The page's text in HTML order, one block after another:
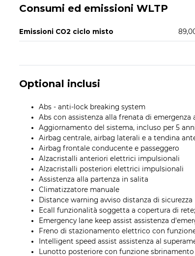
Consumi ed emissioni WLTP
Emissioni CO2 ciclo misto
Optional inclusi
Abs - anti-lock breaking system
Abs con assistenza alla frenata di emergenza
Aggiornamento del sistema, incluso per 5
Airbag centrale, airbag laterali e a tendina
Airbag frontale conducente e passeggero
Alzacristalli anteriori elettrici impulsionali
Alzacristalli posteriori elettrici impulsionali
Assistenza alla partenza in salita
Climatizzatore manuale
Distance warning avviso distanza di sicurezza
Ecall funzionalità soggetta a copertura di
Emergency lane keep assist assistenza
Freno di stazionamento elettrico con
Intelligent speed assist assistenza al
Lunotto posteriore con funzione sbrinamento